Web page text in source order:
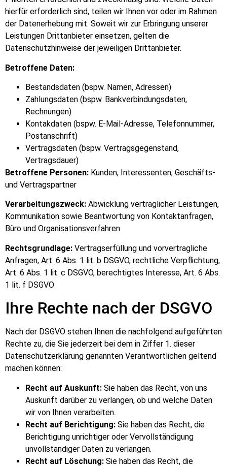
hierfür erforderlich sind, teilen wir Ihnen vor oder im Rahmen
der Datenerhebung mit. Soweit wir zur Erbringung unserer
Leistungen Drittanbieter einsetzen, gelten die
Datenschutzhinweise der jeweiligen Drittanbieter.
Betroffene Daten:
Bestandsdaten (bspw. Namen, Adressen)
Zahlungsdaten (bspw. Bankverbindungsdaten,
Rechnungen)
Kontakdaten (bspw. E-Mail-Adresse, Telefonnummer,
Postanschrift)
Vertragsdaten (bspw. Vertragsgegenstand,
Vertragsdauer)
Betroffene Personen: Kunden, Interessenten, Geschäfts-
und Vertragspartner
Verarbeitungszweck: Abwicklung vertraglicher Leistungen,
Kommunikation sowie Beantwortung von Kontaktanfragen,
Büro und Organisationsverfahren
Rechtsgrundlage: Vertragserfüllung und vorvertragliche
Anfragen, Art. 6 Abs. 1 lit. b DSGVO, rechtliche Verpflichtung,
Art. 6 Abs. 1 lit. c DSGVO, berechtigtes Interesse, Art. 6 Abs.
1 lit. f DSGVO
Ihre Rechte nach der DSGVO
Nach der DSGVO stehen Ihnen die nachfolgend aufgeführten
Rechte zu, die Sie jederzeit bei dem in Ziffer 1. dieser
Datenschutzerklärung genannten Verantwortlichen geltend
machen können:
Recht auf Auskunft: Sie haben das Recht, von uns
Auskunft darüber zu verlangen, ob und welche Daten
wir von Ihnen verarbeiten.
Recht auf Berichtigung: Sie haben das Recht, die
Berichtigung unrichtiger oder Vervollständigung
unvollständiger Daten zu verlangen.
Recht auf Löschung: Sie haben das Recht, die